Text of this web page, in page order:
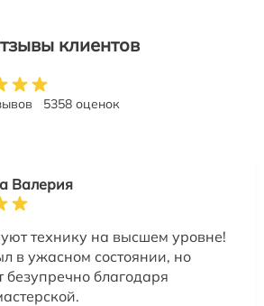
клиентов
5358 оценок
Валерия
технику на высшем уровне!
в ужасном состоянии, но
безупречно благодаря